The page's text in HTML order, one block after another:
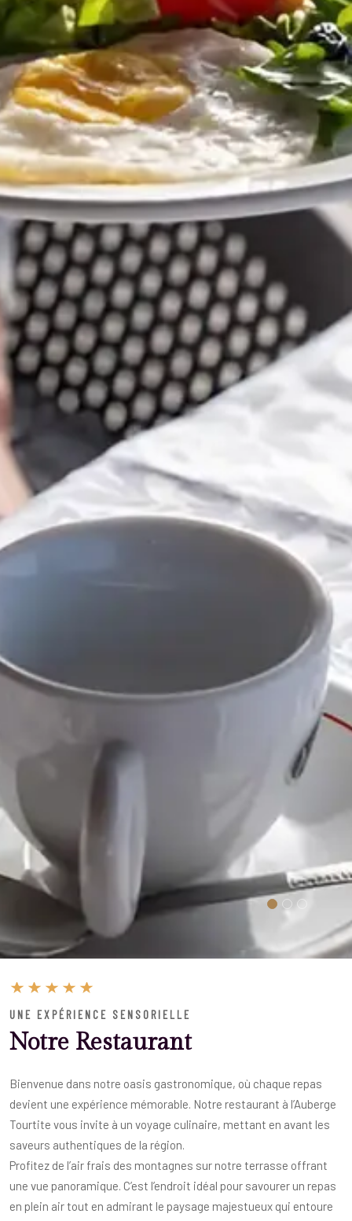
UNE EXPÉRIENCE SENSORIELLE
Notre Restaurant
Bienvenue dans notre oasis gastronomique, où chaque repas
devient une expérience mémorable. Notre restaurant à l’Auberge
Tourtite vous invite à un voyage culinaire, mettant en avant les
saveurs authentiques de la région.
Profitez de l’air frais des montagnes sur notre terrasse offrant
une vue panoramique. C’est l’endroit idéal pour savourer un repas
en plein air tout en admirant le paysage majestueux qui entoure